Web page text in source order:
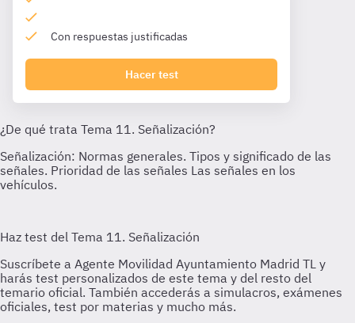
Con respuestas justificadas
Hacer test